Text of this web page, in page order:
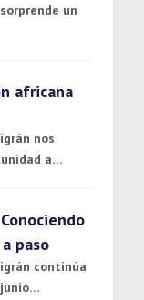
un
africana
nos
a…
paso
continúa